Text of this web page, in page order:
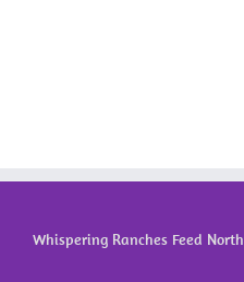
Whispering Ranches Feed North